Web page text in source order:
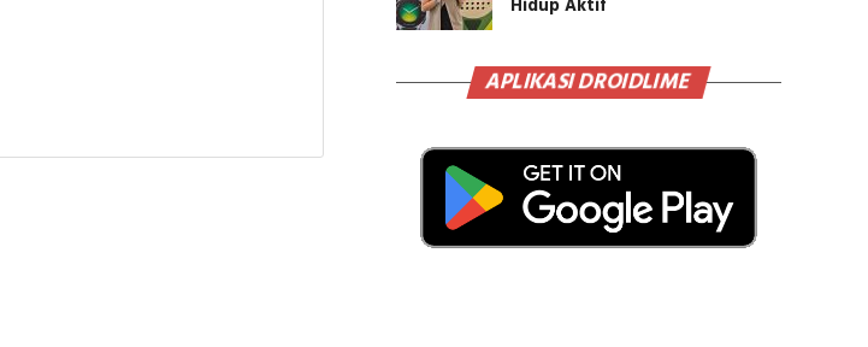
Hidup Aktif
APLIKASI DROIDLIME